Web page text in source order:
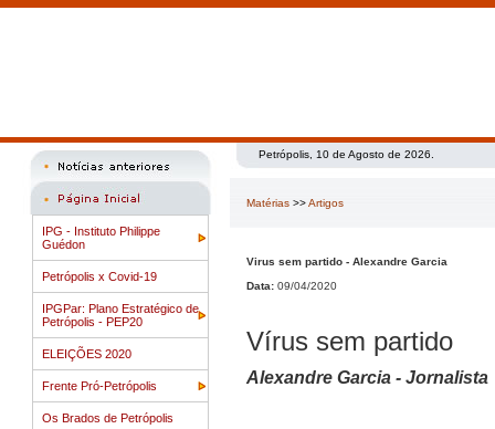
IPG - Instituto Philippe
Guédon
Petrópolis x Covid-19
IPGPar: Plano Estratégico de
Petrópolis - PEP20
ELEIÇÕES 2020
Frente Pró-Petrópolis
Os Brados de Petrópolis
Petrópolis, 10 de Agosto de 2026.
Matérias >>Artigos
Virus sem partido - Alexandre Garcia
Data: 09/04/2020
Vírus sem partido
Alexandre Garcia - Jornalista